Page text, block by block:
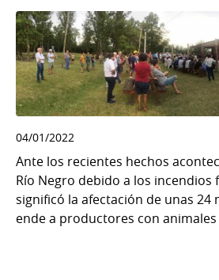
04/01/2022
Ante los recientes hechos
Río Negro debido a los incendios
significó la afectación de unas 24
ende a productores con animales